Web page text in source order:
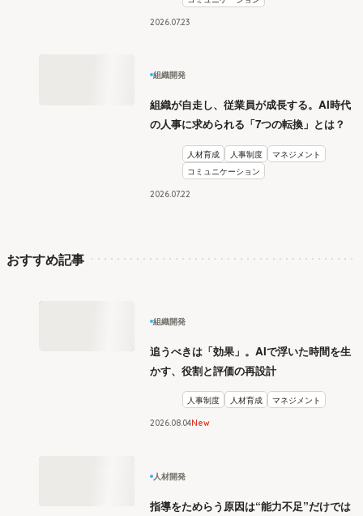
2026.0723
組織開発
組織が自走し、従業員が成長する。AI時代
の人事に求められる「7つの転換」とは？
人材育成 人事制度
マネジメント
コミュニケーション
2026.0722
おすすめ記事
組織開発
追うべきは「効果」。AIで浮いた時間を生
かす、役割と評価の再設計
人事制度 人材育成 マネジメント
2026.08 04New
人材開発
指導をためらう原因は“能力不足”だけでは